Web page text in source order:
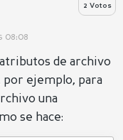
2 Votos
08:08
de archivo
por ejemplo, para
una
se hace: